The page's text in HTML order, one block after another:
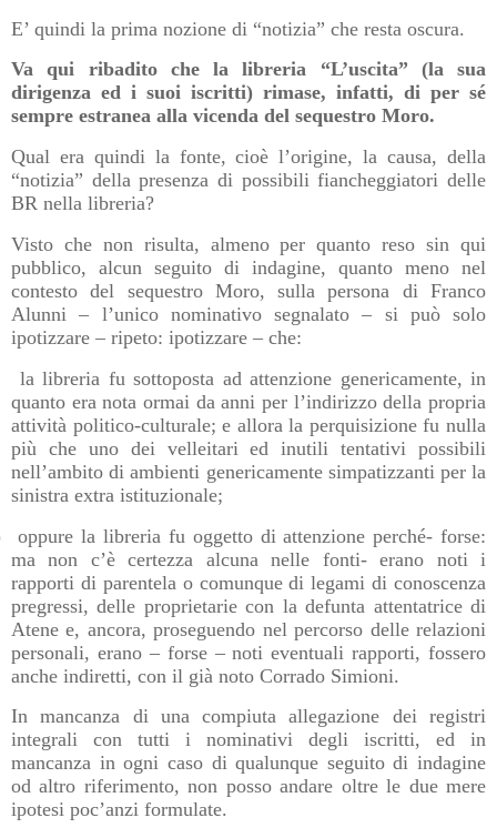
E’ quindi la prima nozione di “notizia” che resta oscura.
Va qui ribadito che la libreria “L’uscita” (la sua
dirigenza ed i suoi iscritti) rimase, infatti, di per sé
sempre estranea alla vicenda del sequestro Moro.
Qual era quindi la fonte, cioè l’origine, la causa, della
“notizia” della presenza di possibili fiancheggiatori delle
BR nella libreria?
Visto che non risulta, almeno per quanto reso sin qui
pubblico, alcun seguito di indagine, quanto meno nel
contesto del sequestro Moro, sulla persona di Franco
Alunni – l’unico nominativo segnalato – si può solo
ipotizzare – ripeto: ipotizzare – che:
la libreria fu sottoposta ad attenzione genericamente, in
quanto era nota ormai da anni per l’indirizzo della propria
attività politico-culturale; e allora la perquisizione fu nulla
più che uno dei velleitari ed inutili tentativi possibili
nell’ambito di ambienti genericamente simpatizzanti per la
sinistra extra istituzionale;
oppure la libreria fu oggetto di attenzione perché- forse:
ma non c’è certezza alcuna nelle fonti- erano noti i
rapporti di parentela o comunque di legami di conoscenza
pregressi, delle proprietarie con la defunta attentatrice di
Atene e, ancora, proseguendo nel percorso delle relazioni
personali, erano – forse – noti eventuali rapporti, fossero
anche indiretti, con il già noto Corrado Simioni.
In mancanza di una compiuta allegazione dei registri
integrali con tutti i nominativi degli iscritti, ed in
mancanza in ogni caso di qualunque seguito di indagine
od altro riferimento, non posso andare oltre le due mere
ipotesi poc’anzi formulate.